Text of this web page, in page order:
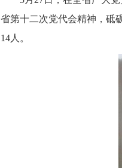
省第十二次党代会精神，砥
14人。